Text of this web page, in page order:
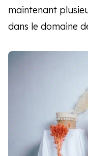
maintenant
dans le domaine